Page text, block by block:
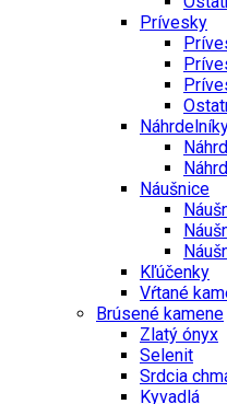
Prívesky
Náušnice
Kľúčenky
Vŕtané
Brúsené kamene
Zlatý ónyx
Selenit
Srdcia
Kyvadlá